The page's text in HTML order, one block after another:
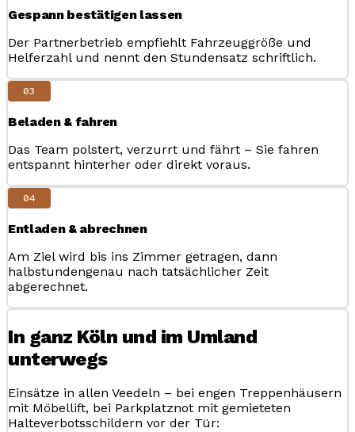
Gespann bestätigen lassen
Der Partnerbetrieb empfiehlt Fahrzeuggröße und
Helferzahl und nennt den Stundensatz schriftlich.
03
Beladen & fahren
Das Team polstert, verzurrt und fährt – Sie fahren
entspannt hinterher oder direkt voraus.
04
Entladen & abrechnen
Am Ziel wird bis ins Zimmer getragen, dann
halbstundengenau nach tatsächlicher Zeit
abgerechnet.
In ganz Köln und im Umland
unterwegs
Einsätze in allen Veedeln – bei engen Treppenhäusern
mit Möbellift, bei Parkplatznot mit gemieteten
Halteverbotsschildern vor der Tür: